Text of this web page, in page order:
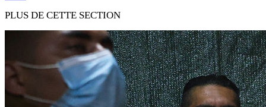
PLUS DE CETTE SECTION